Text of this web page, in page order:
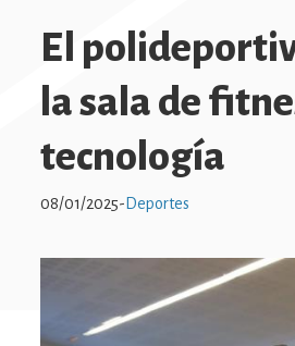
El
la sala de
tecnología
08/01/2025- Deportes